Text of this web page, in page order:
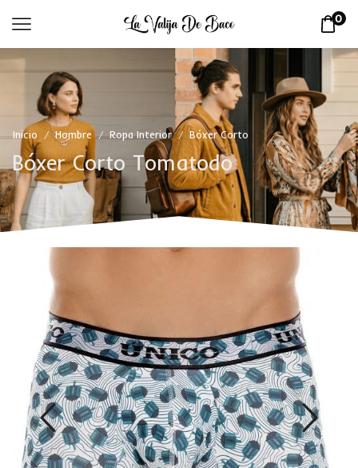
0
Inicio / Hombre / Ropa Interior / Bóxer Corto
Bóxer Corto Tomatodo